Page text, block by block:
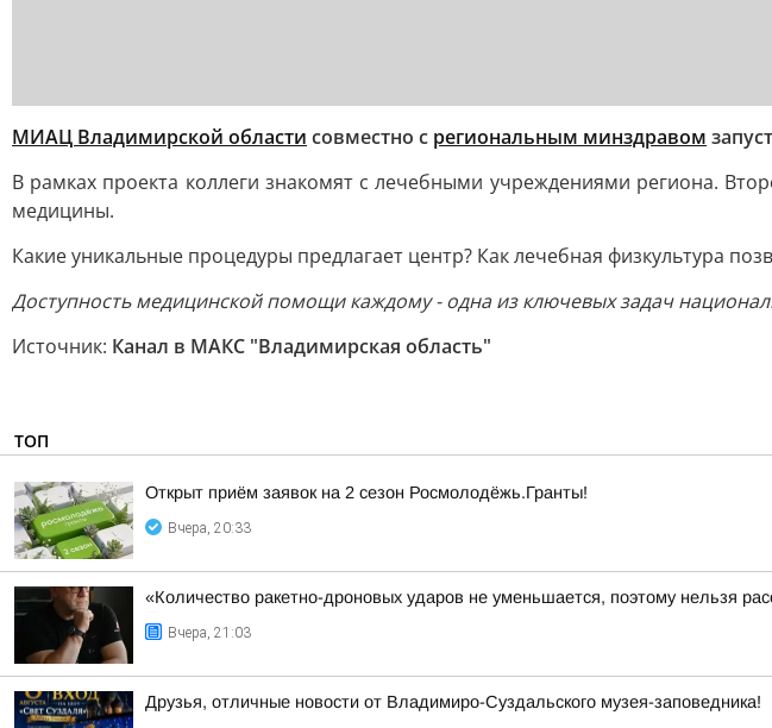
МИАЦ Владимирской области совместно с региональным минздравом
В рамках проекта коллеги знакомят с лечебными учреждениями региона.
медицины.
Какие уникальные процедуры предлагает центр? Как лечебная физкультура
Доступность медицинской помощи каждому - одна из ключевых задач
Источник: Канал в МАКС "Владимирская область"
ТОП
Открыт приём заявок на 2 сезон Росмолодёжь.Гранты!
Вчера, 20:33
«Количество ракетно-дроновых ударов не уменьшается, поэтому нельзя
Вчера, 21:03
Друзья, отличные новости от Владимиро-Суздальского музея-заповедника!